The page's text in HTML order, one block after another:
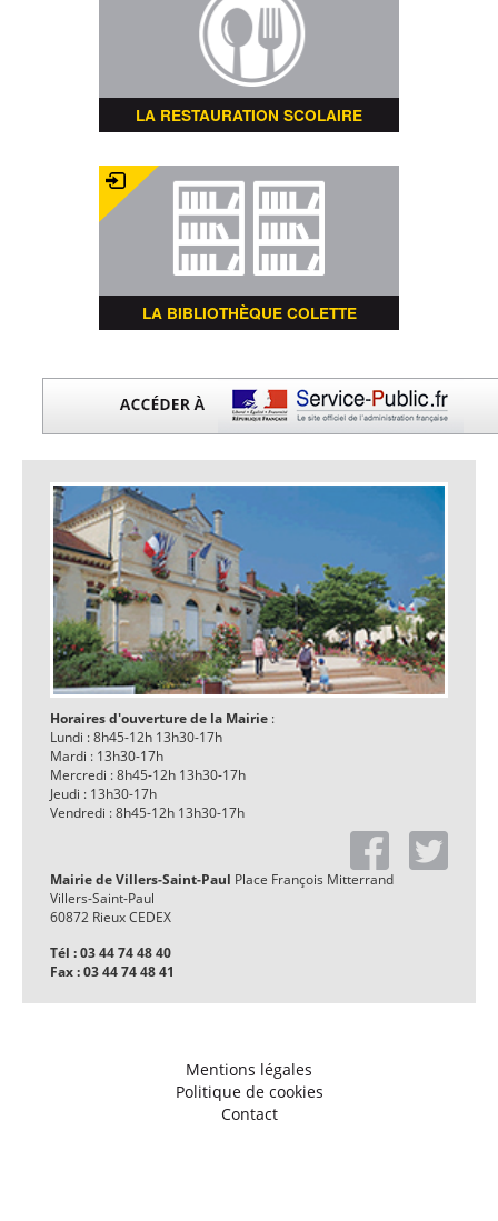
LA RESTAURATION SCOLAIRE
LA BIBLIOTHÈQUE COLETTE
Horaires d'ouverture de la Mairie :
Lundi : 8h45-12h 13h30-17h
Mardi : 13h30-17h
Mercredi : 8h45-12h 13h30-17h
Jeudi : 13h30-17h
Vendredi : 8h45-12h 13h30-17h
Mairie de Villers-Saint-Paul Place François Mitterrand
Villers-Saint-Paul
60872 Rieux CEDEX
Tél : 03 44 74 48 40
Fax : 03 44 74 48 41
Mentions légales
Politique de cookies
Contact